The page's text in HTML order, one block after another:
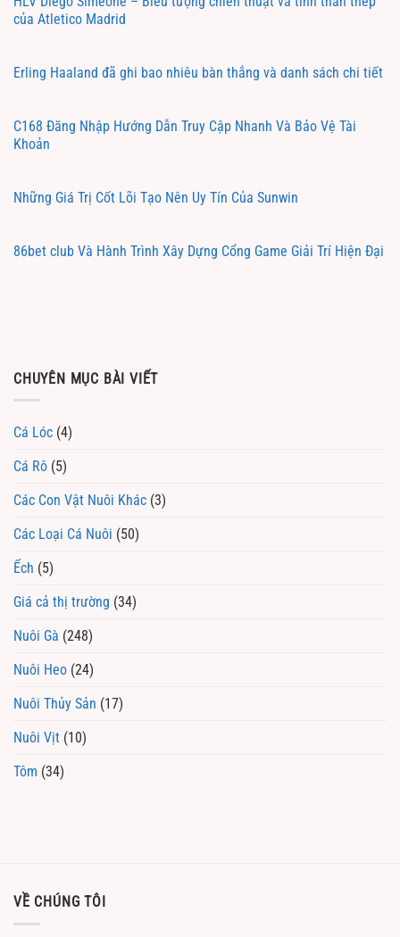
của Atletico Madrid
Erling Haaland đã ghi bao nhiêu bàn thắng và danh sách chi tiết
C168 Đăng Nhập Hướng Dẫn Truy Cập Nhanh Và Bảo Vệ Tài
Khoản
Những Giá Trị Cốt Lõi Tạo Nên Uy Tín Của Sunwin
86bet club Và Hành Trình Xây Dựng Cổng Game Giải Trí Hiện Đại
CHUYÊN MỤC BÀI VIẾT
Cá Lóc (4)
Cá Rô (5)
Các Con Vật Nuôi Khác (3)
Các Loại Cá Nuôi (50)
Ếch (5)
Giá cả thị trường (34)
Nuôi Gà (248)
Nuôi Heo (24)
Nuôi Thủy Sản (17)
Nuôi Vịt (10)
Tôm (34)
VỀ CHÚNG TÔI